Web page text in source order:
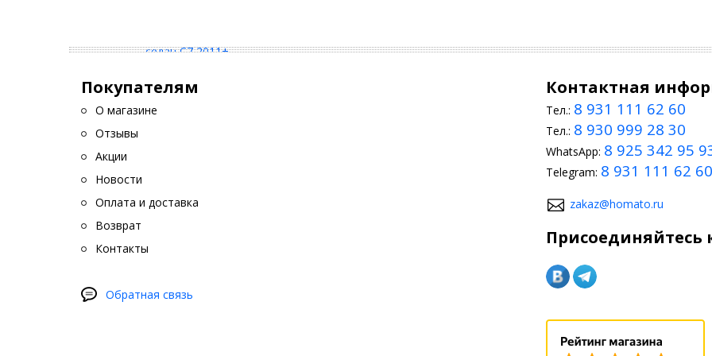
Покупателям
О магазине
Отзывы
Акции
Новости
Оплата и доставка
Возврат
Контакты
Обратная связь
Контактная
Тел.: 8 931 111 62 60
Тел.: 8 930 999 28 30
WhatsApp: 8 925 342 95
Telegram: 8 931 111 62 60
zakaz@homato.ru
Присоединяйтесь